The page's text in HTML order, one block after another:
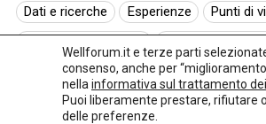
Dati e ricerche Esperienze
Punti di
Normativa europea
Rassegna
I seminari di Welforum
Eventi
Wellforum.it e terze parti
consenso, anche per
nella informativa sul trattamento
Puoi liberamente prestare, rifiutare
delle preferenze.